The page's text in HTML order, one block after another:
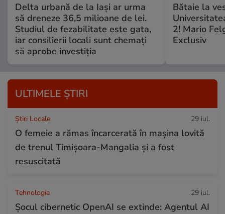
Delta urbană de la Iași ar urma
să dreneze 36,5 milioane de lei.
Studiul de fezabilitate este gata,
iar consilierii locali sunt chemați
să aprobe investiția
Bătaie la
2! Mario
Exclusiv
ULTIMELE ȘTIRI
Știri Locale 29 iul.
O femeie a rămas încarcerată în mașina lovită
de trenul Timișoara-Mangalia şi a fost
resuscitată
Tehnologie 29 iul.
Șocul cibernetic OpenAI se extinde: Agentul AI